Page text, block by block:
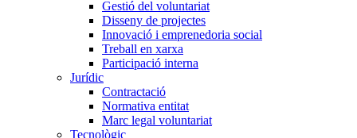
Gestió del voluntariat
Disseny de projectes
Innovació i emprenedoria social
Treball en xarxa
Participació interna
Jurídic
Contractació
Normativa entitat
Marc legal voluntariat
Tecnològic